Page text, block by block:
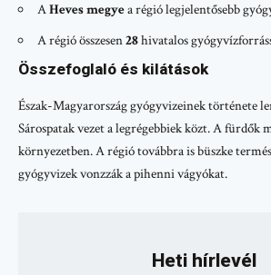
AHeves megyea régió legjelentősebb
A régió összesen28hivatalos
Összefoglaló és kilátások
Észak-Magyarország gyógyvizeinek története
Sárospatak vezet a legrégebbiek közt. A fürdők
környezetben. A régió továbbra is büszke
gyógyvizek vonzzák a pihenni vágyókat.
Heti hírlevél